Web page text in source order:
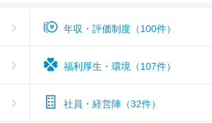
年収・評価制度（100件）
福利厚生・環境（107件）
社員・経営陣（32件）